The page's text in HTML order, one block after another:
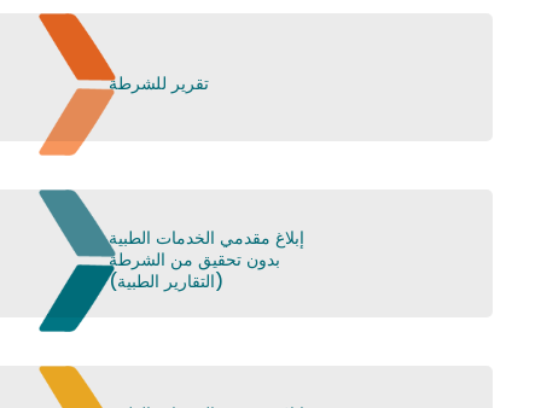
تقرير للشرطة
إبلاغ مقدمي الخدمات الطبية
بدون تحقيق من الشرطة
(التقارير الطبية)